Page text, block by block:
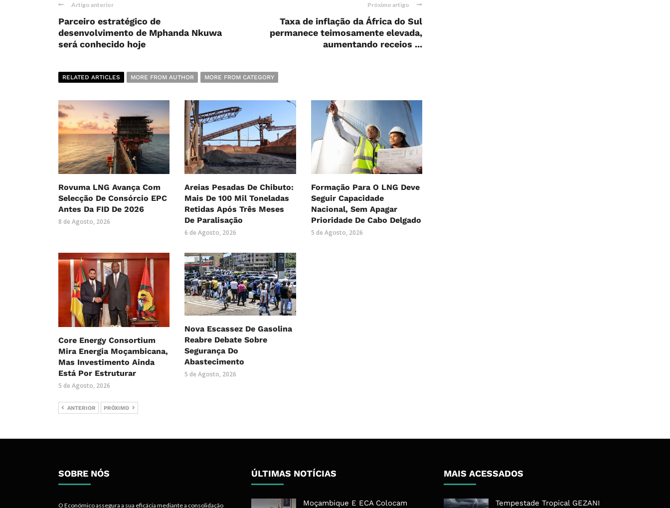
Artigo anterior
Parceiro estratégico de
desenvolvimento de Mphanda Nkuwa
será conhecido hoje
Próximo artigo
Taxa de inflação da África do Sul
permanece teimosamente elevada,
aumentando receios ...
RELATED ARTICLES MORE FROM AUTHOR MORE FROM CATEGORY
Rovuma LNG Avança Com
Selecção De Consórcio EPC
Antes Da FID De 2026
8 de Agosto, 2026
Areias Pesadas De Chibuto:
Mais De 100 Mil Toneladas
Retidas Após Três Meses
De Paralisação
6 de Agosto, 2026
Formação Para O LNG Deve
Seguir Capacidade
Nacional, Sem Apagar
Prioridade De Cabo Delgado
5 de Agosto, 2026
Core Energy Consortium
Mira Energia Moçambicana,
Mas Investimento Ainda
Está Por Estruturar
5 de Agosto, 2026
Nova Escassez De Gasolina
Reabre Debate Sobre
Segurança Do
Abastecimento
5 de Agosto, 2026
ANTERIOR PRÓXIMO
SOBRE NÓS
O Económico assegura a sua eficácia mediante a consolidação
ÚLTIMAS NOTÍCIAS
Moçambique E ECA Colocam
MAIS ACESSADOS
Tempestade Tropical GEZANI